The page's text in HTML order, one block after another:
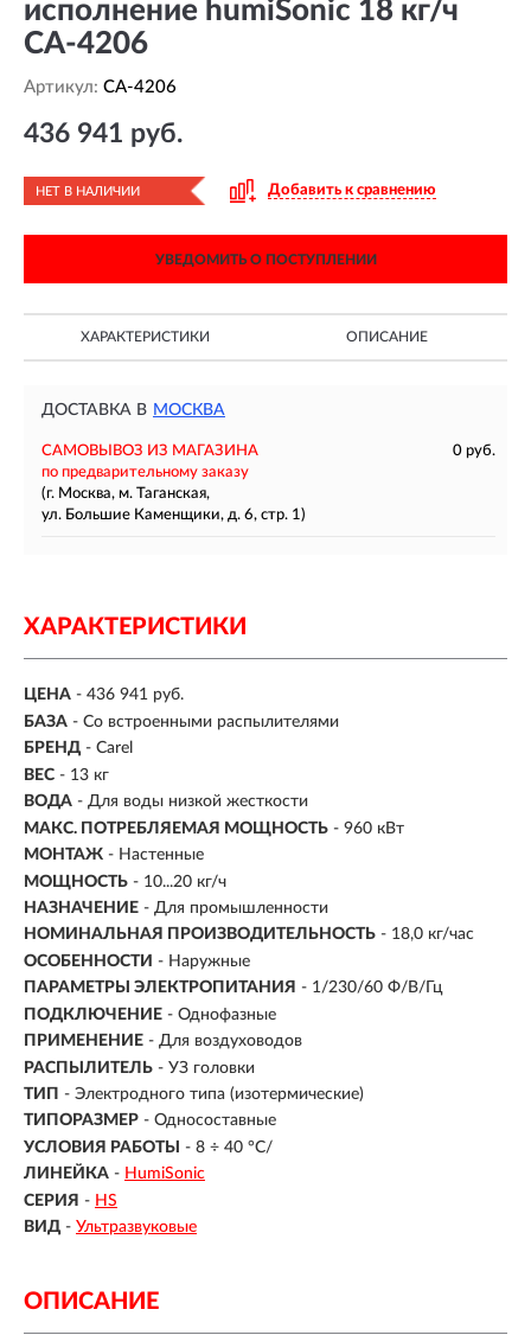
исполнение humiSonic 18 кг/ч
CA-4206
Артикул: CA-4206
436 941 руб.
НЕТ В НАЛИЧИИ Добавить к сравнению
УВЕДОМИТЬ О ПОСТУПЛЕНИИ
ХАРАКТЕРИСТИКИ ОПИСАНИЕ
ДОСТАВКА В МОСКВА
САМОВЫВОЗ ИЗ МАГАЗИНА
0 руб.
по предварительному заказу
(г. Москва, м. Таганская,
ул. Большие Каменщики, д. 6, стр. 1)
ХАРАКТЕРИСТИКИ
ЦЕНА - 436 941 руб.
БАЗА - Со встроенными распылителями
БРЕНД - Carel
ВЕС - 13 кг
ВОДА - Для воды низкой жесткости
МАКС. ПОТРЕБЛЯЕМАЯ МОЩНОСТЬ - 960 кВт
МОНТАЖ - Настенные
МОЩНОСТЬ - 10...20 кг/ч
НАЗНАЧЕНИЕ - Для промышленности
НОМИНАЛЬНАЯ ПРОИЗВОДИТЕЛЬНОСТЬ - 18,0 кг/час
ОСОБЕННОСТИ - Наружные
ПАРАМЕТРЫ ЭЛЕКТРОПИТАНИЯ - 1/230/60 Ф/В/Гц
ПОДКЛЮЧЕНИЕ - Однофазные
ПРИМЕНЕНИЕ - Для воздуховодов
РАСПЫЛИТЕЛЬ - УЗ головки
ТИП - Электродного типа (изотермические)
ТИПОРАЗМЕР - Односоставные
УСЛОВИЯ РАБОТЫ
- 8 ÷ 40 °C/
ЛИНЕЙКА - HumiSonic
СЕРИЯ - HS
ВИД - Ультразвуковые
ОПИСАНИЕ